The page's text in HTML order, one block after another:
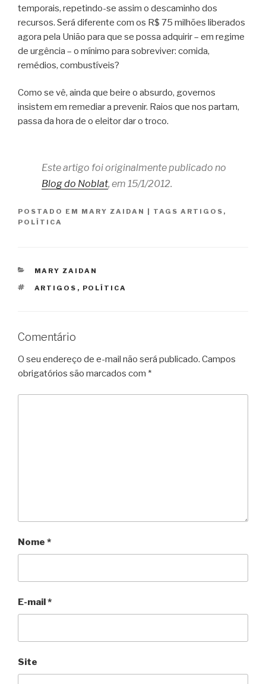
temporais, repetindo-se assim o descaminho dos
recursos. Será diferente com os R$ 75 milhões liberados
agora pela União para que se possa adquirir – em regime
de urgência – o mínimo para sobreviver: comida,
remédios, combustíveis?
Como se vê, ainda que beire o absurdo, governos
insistem em remediar a prevenir. Raios que nos partam,
passa da hora de o eleitor dar o troco.
Este artigo foi originalmente publicado no
Blog do Noblat, em 15/1/2012.
POSTADO EM MARY ZAIDAN | TAGS ARTIGOS ,
POLÍTICA
CATEGORIAS
MARY ZAIDAN
TAGS
ARTIGOS , POLÍTICA
Comentário
O seu endereço de e-mail não será publicado. Campos
obrigatórios são marcados com *
Nome *
E-mail*
Site